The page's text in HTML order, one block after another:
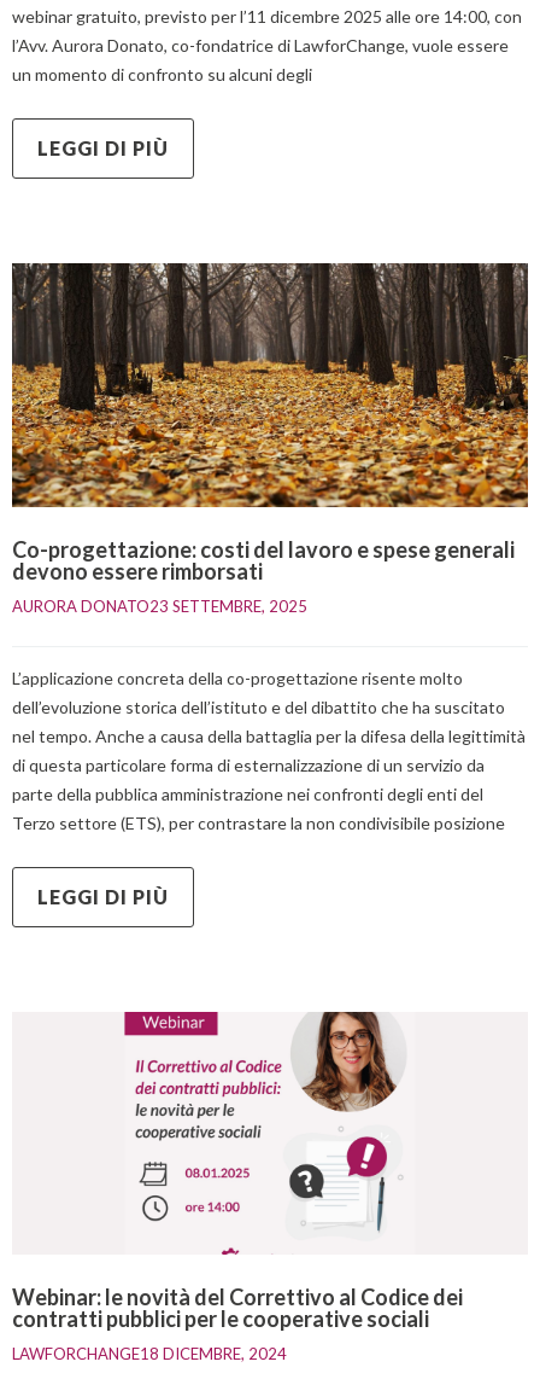
webinar gratuito, previsto per l’11 dicembre 2025 alle ore 14:00, con
l’Avv. Aurora Donato, co-fondatrice di LawforChange, vuole essere
un momento di confronto su alcuni degli
LEGGI DI PIÙ
Co-progettazione: costi del lavoro e spese generali
devono essere rimborsati
AURORA DONATO23 SETTEMBRE, 2025
L’applicazione concreta della co-progettazione risente molto
dell’evoluzione storica dell’istituto e del dibattito che ha suscitato
nel tempo. Anche a causa della battaglia per la difesa della legittimità
di questa particolare forma di esternalizzazione di un servizio da
parte della pubblica amministrazione nei confronti degli enti del
Terzo settore (ETS), per contrastare la non condivisibile posizione
LEGGI DI PIÙ
Webinar: le novità del Correttivo al Codice dei
contratti pubblici per le cooperative sociali
LAWFORCHANGE18 DICEMBRE, 2024